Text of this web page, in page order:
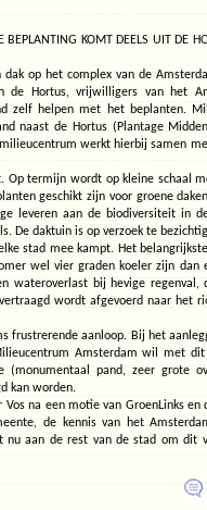
KOMT DEELS UIT DE
op het complex van de
de Hortus, vrijwilligers van het
zelf helpen met het beplanten.
naast de Hortus (Plantage
werkt hierbij samen
Op termijn wordt op kleine schaal
geschikt zijn voor groene
leveren aan de biodiversiteit in
De daktuin is op verzoek te
stad mee kampt. Het
wel vier graden koeler zijn dan
wateroverlast bij hevige regenval,
wordt afgevoerd naar het
frustrerende aanloop. Bij het
Amsterdam wil met dit
pand, zeer grote
kan worden.
na een motie van GroenLinks en
de kennis van het
nu aan de rest van de stad om dit